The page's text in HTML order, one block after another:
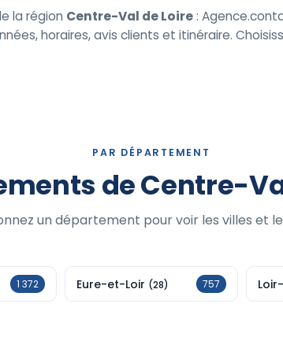
la région Centre-Val de Loire:
horaires, avis clients et itinéraire.
PAR DÉPARTEMENT
de Centre-
un département pour voir les villes et
1 372 Eure-et-Loir (28) 757